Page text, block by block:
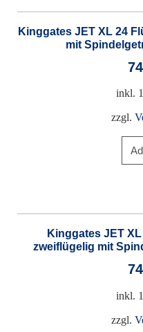
Kinggates JET XL 24
mit
inkl.
zzgl.
Kinggates JET
zweiflügelig mit
inkl.
zzgl.